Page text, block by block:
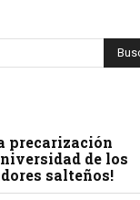
precarización
de los
salteños!